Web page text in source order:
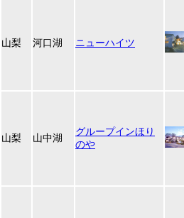
山梨 河口湖 ニューハイツ
山梨 山中湖
グループインほり
のや